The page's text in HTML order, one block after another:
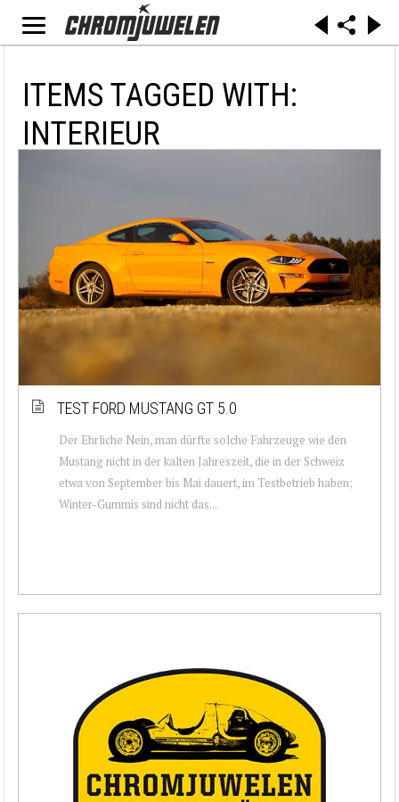
ITEMS TAGGED WITH:
INTERIEUR
TEST FORD MUSTANG GT 5.0
Der Ehrliche Nein, man dürfte solche Fahrzeuge wie den
Mustang nicht in der kalten Jahreszeit, die in der Schweiz
etwa von September bis Mai dauert, im Testbetrieb haben;
Winter-Gummis sind nicht das...